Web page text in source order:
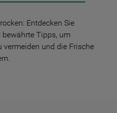
Entdecken Sie
Tipps, um
vermeiden und die Frische